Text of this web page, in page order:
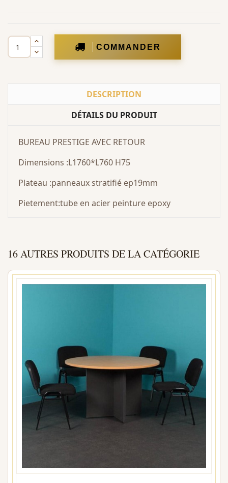
COMMANDER
DESCRIPTION
DÉTAILS DU PRODUIT
BUREAU PRESTIGE AVEC RETOUR
Dimensions :L1760*L760 H75
Plateau :panneaux stratifié ep19mm
Pietement:tube en acier peinture epoxy
16 AUTRES PRODUITS DE LA CATÉGORIE